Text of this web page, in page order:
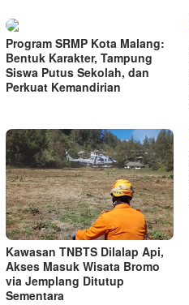
Program SRMP Kota Malang:
Bentuk Karakter, Tampung
Siswa Putus Sekolah, dan
Perkuat Kemandirian
Kawasan TNBTS Dilalap Api,
Akses Masuk Wisata Bromo
via Jemplang Ditutup
Sementara